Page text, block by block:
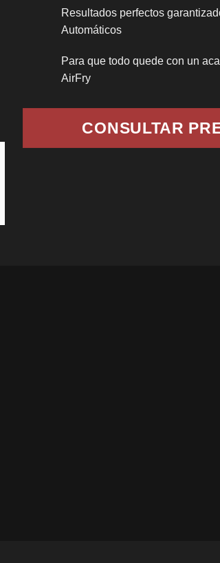
Resultados perfectos
Automáticos
Para que todo quede con un
AirFry
CONSULTAR